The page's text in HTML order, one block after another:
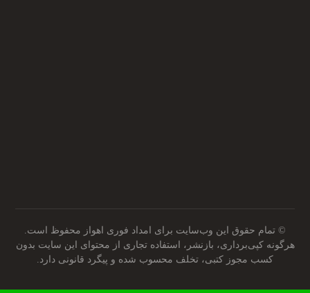
© تمام حقوق این وب‌سایت برای امداد فوری اهواز محفوظ است.
هرگونه کپی‌برداری، بازنشر، استفاده تجاری از محتوای این سایت بدون
کسب مجوز کتبی، تخلف محسوب شده و پیگرد قانونی دارد.